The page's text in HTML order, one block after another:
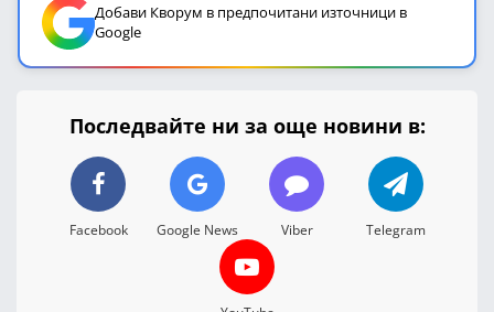
Добави Кворум в предпочитани източници в
Google
Последвайте ни за още новини в:
Facebook Google News Viber Telegram